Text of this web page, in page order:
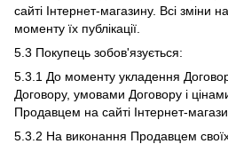
сайті Інтернет-магазину. Всі зміни
моменту їх публікації.
5.3 Покупець зобов'язується:
5.3.1 До моменту укладення
Договору, умовами Договору і
Продавцем на сайті Інтернет-
5.3.2 На виконання Продавцем